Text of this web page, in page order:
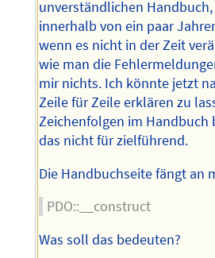
unverständlichen
innerhalb von ein paar
wenn es nicht in der Zeit
wie man die
mir nichts. Ich könnte jetzt
Zeile für Zeile erklären zu
Zeichenfolgen im Handbuch
das nicht für zielführend.
Die Handbuchseite fängt an
PDO::__construct
Was soll das bedeuten?